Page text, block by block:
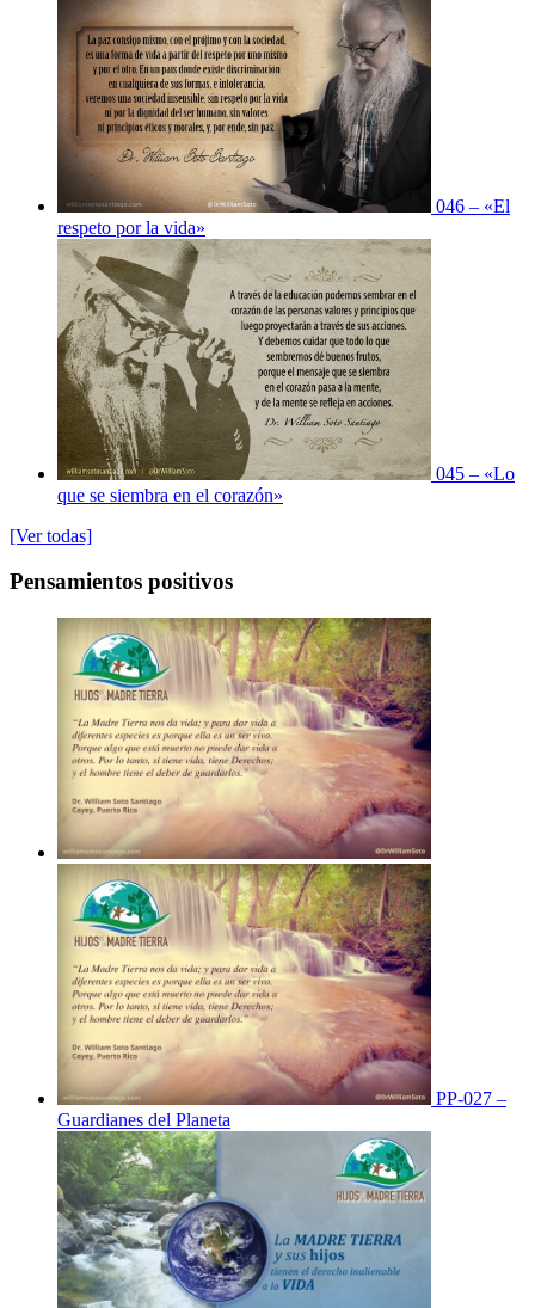
046 – «El
respeto por la vida»
045 – «Lo
que se siembra en el corazón»
[Ver todas]
Pensamientos positivos
PP-027 –
Guardianes del Planeta